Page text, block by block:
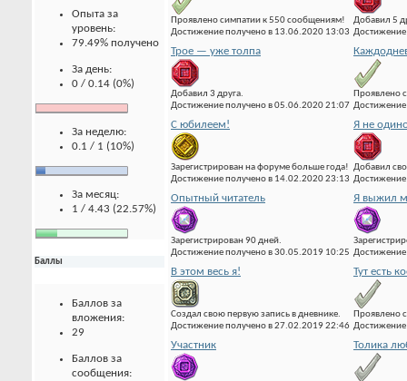
Опыта за
уровень:
79.49% получено
За день:
0 / 0.14 (0%)
За неделю:
0.1 / 1 (10%)
За месяц:
1 / 4.43 (22.57%)
Баллы
Баллов за
вложения:
29
Баллов за
сообщения:
Проявлено симпатии к 550 сообщениям!
Достижение получено в 13.06.2020 13:03
Добавил 5
Трое — уже толпа
Добавил 3 друга.
Достижение получено в 05.06.2020 21:07
Проявлено
С юбилеем!
Зарегистрирован на форуме больше года!
Достижение получено в 14.02.2020 23:13
Я не
Добавил
Опытный читатель
Зарегистрирован 90 дней.
Достижение получено в 30.05.2019 10:25
Я выжил
В этом весь я!
Создал свою первую запись в дневнике.
Достижение получено в 27.02.2019 22:46
Тут есть
Проявлено
Участник Толика